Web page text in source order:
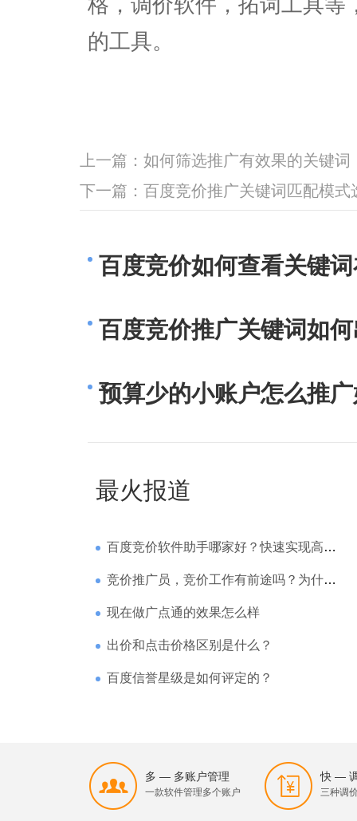
的工具。
上一篇： 如何筛选推广有效果的关键词
下一篇： 百度竞价推广关键词匹配模式
百度竞价如何查看关键
百度竞价推广关键词如
预算少的小账户怎么推
最火报道
百度竞价软件助手哪家好？快速实现高回报哪家强？
竞价推广员，竞价工作有前途吗？为什么待遇那么高
现在做广点通的效果怎么样
出价和点击价格区别是什么？
百度信誉星级是如何评定的？
多 — 多账户管理
一款软件管理多个账户
快 —
三种调